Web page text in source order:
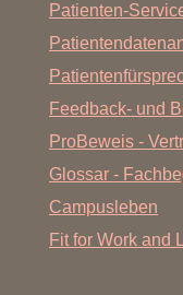
Patienten-
Feedback- und
ProBeweis -
Glossar -
Campusleben
Fit for Work and